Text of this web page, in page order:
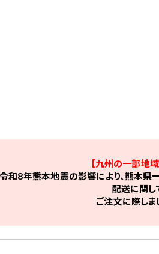
【九州の一部地
令和8年熊本地震の影響により、熊本県
配送に関し
ご注文に際しま